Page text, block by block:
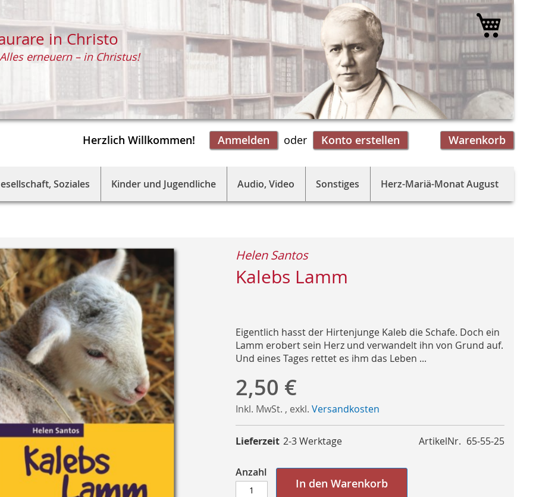
Herzlich Willkommen! Anmelden Warenkorb
Konto erstellen
in Christo
Alles erneuern – in Christus!
Mein
Soziales Kinder und Jugendliche Audio, Video Sonstiges Herz-Mariä-Monat August
Kalebs Lamm
Helen Santos
Eigentlich hasst der Hirtenjunge Kaleb die Schafe. Doch ein
Lamm erobert sein Herz und verwandelt ihn von Grund auf.
Und eines Tages rettet es ihm das Leben ...
2,50 €
Inkl. MwSt. , exkl. Versandkosten
ArtikelNr. 65-55-25
Lieferzeit 2-3 Werktage
Anzahl
In den Warenkorb